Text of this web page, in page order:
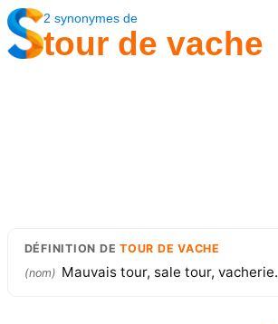
2 synonymes de
tour de vache
DÉFINITION DETOUR DE VACHE
(nom) Mauvais tour, sale tour, vacherie.